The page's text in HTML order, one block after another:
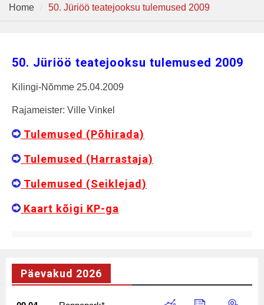
Home 50. Jüriöö teatejooksu tulemused 2009
50. Jüriöö teatejooksu tulemused 2009
Kilingi-Nõmme 25.04.2009
Rajameister: Ville Vinkel
Tulemused (Põhirada)
Tulemused (Harrastaja)
Tulemused (Seiklejad)
Kaart kõigi KP-ga
Päevakud 2026